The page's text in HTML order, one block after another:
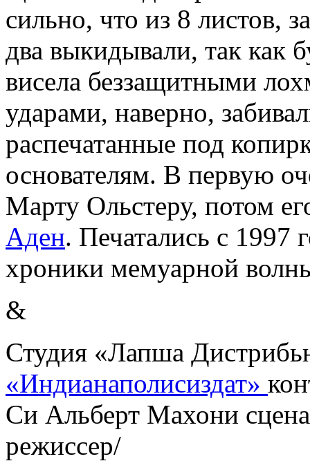
сильно, что из 8 листов,
два выкидывали, так как
висела беззащитными
ударами, наверно,
распечатанные под
основателям. В первую
Марту Ольстеру, потом
Аден. Печатались с 1997
хроники мемуарной
&
Студия «Лапша
«Индианаполисиздат»
Си Альберт Махони
режиссер/